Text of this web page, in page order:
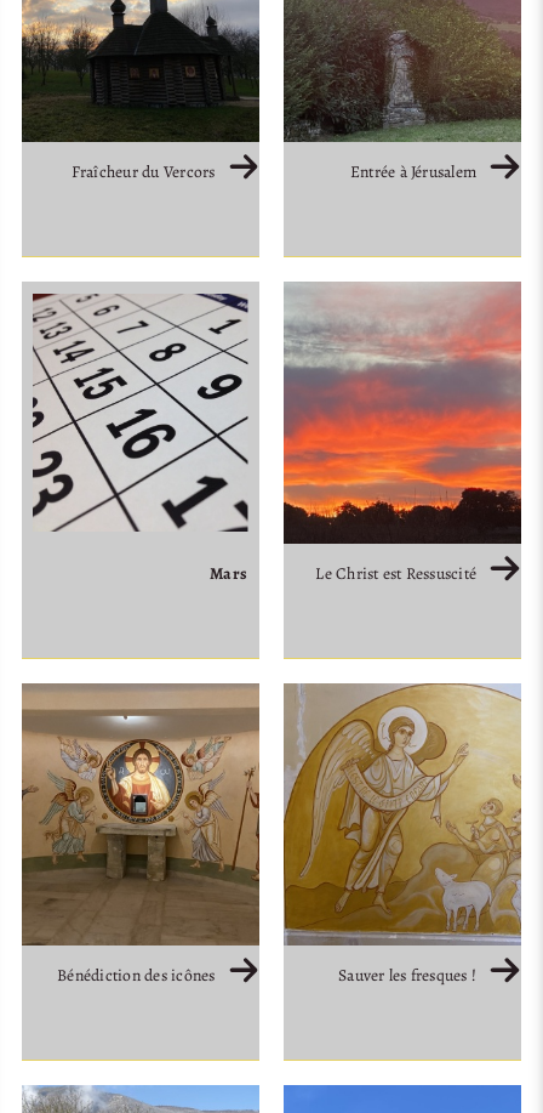
Fraîcheur du Vercors Entrée à Jérusalem
Mars Le Christ est Ressuscité
Bénédiction des icônes Sauver les fresques !